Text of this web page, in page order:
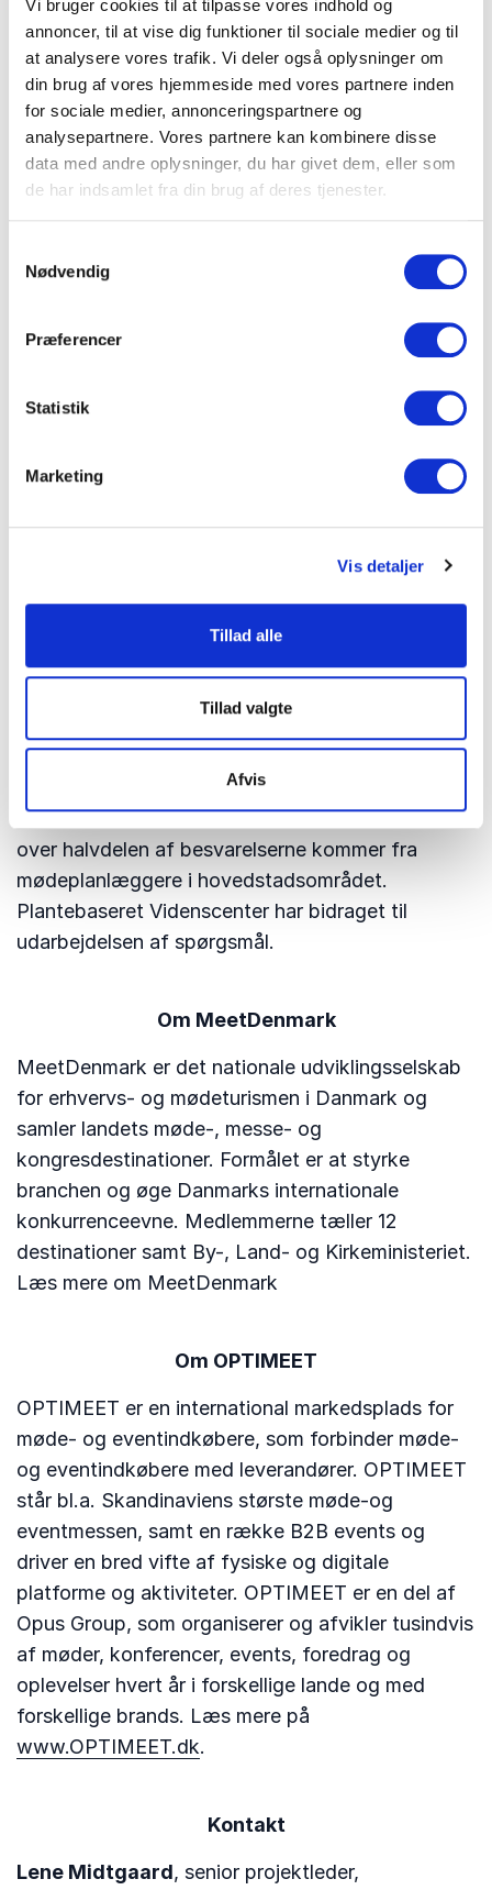
Vi bruger cookies til at tilpasse vores indhold og
annoncer, til at vise dig funktioner til sociale medier og til
at analysere vores trafik. Vi deler også oplysninger om
din brug af vores hjemmeside med vores partnere inden
for sociale medier, annonceringspartnere og
analysepartnere. Vores partnere kan kombinere disse
data med andre oplysninger, du har givet dem, eller som
de har indsamlet fra din brug af deres tjenester.
Nødvendig
Præferencer
Statistik
Marketing
Vis detaljer
Tillad alle
Tillad valgte
Afvis
OPTIMEET
For 72 procent skyldes bæredygtighedskravene
først og fremmest en overbevisning om, at ’det er
det eneste rigtige at gøre’, mens 40 procent
henviser til en ’klar politik på området’.
Om analysen
Undersøgelsen er udarbejdet af MeetDenmark og
Den bygger på svar fra 122 mødeplanlæggere fra
hele landet, hvoraf over en tredjedel kommer fra
virksomheder med flere end 250 ansatte. Lidt
over halvdelen af besvarelserne kommer fra
mødeplanlæggere i hovedstadsområdet.
Plantebaseret Videnscenter har bidraget til
udarbejdelsen af spørgsmål.
Om MeetDenmark
MeetDenmark er det nationale udviklingsselskab
for erhvervs- og mødeturismen i Danmark og
samler landets møde-, messe- og
kongresdestinationer. Formålet er at styrke
branchen og øge Danmarks internationale
konkurrenceevne. Medlemmerne tæller 12
destinationer samt By-, Land- og Kirkeministeriet.
Læs mere om MeetDenmark
Om OPTIMEET
OPTIMEET er en international markedsplads for
møde- og eventindkøbere, som forbinder møde-
og eventindkøbere med leverandører. OPTIMEET
står bl.a. Skandinaviens største møde-og
eventmessen, samt en række B2B events og
driver en bred vifte af fysiske og digitale
platforme og aktiviteter. OPTIMEET er en del af
Opus Group, som organiserer og afvikler tusindvis
af møder, konferencer, events, foredrag og
oplevelser hvert år i forskellige lande og med
forskellige brands. Læs mere på
www.OPTIMEET.dk.
Kontakt
Lene Midtgaard, senior projektleder,